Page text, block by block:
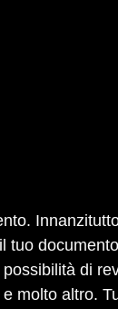
di
molto altro.